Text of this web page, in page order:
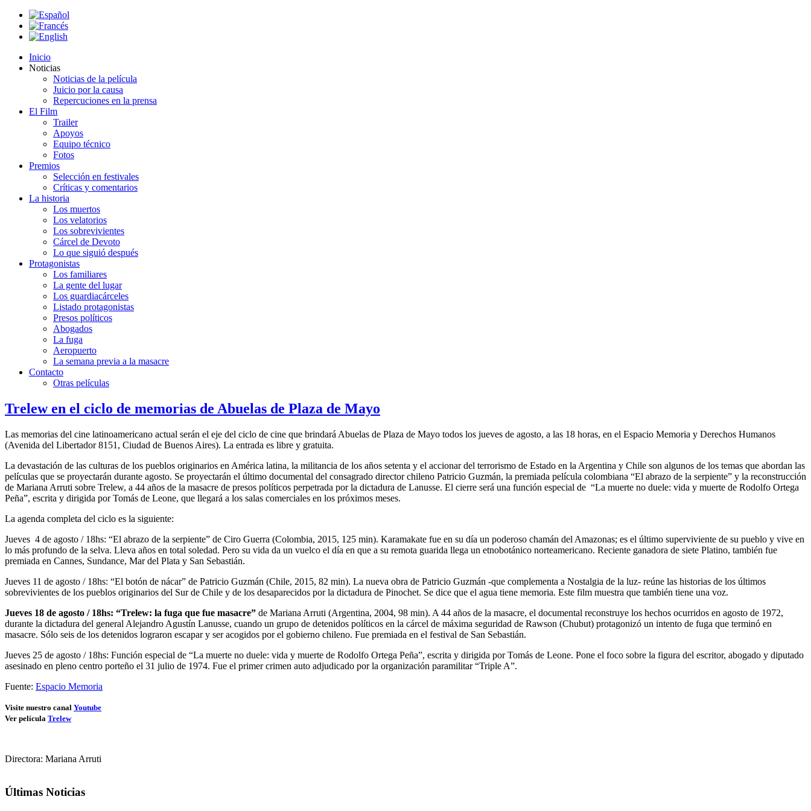
Inicio
Noticias
Noticias de la película
Juicio por la causa
Repercuciones en la prensa
El Film
Trailer
Apoyos
Equipo técnico
Fotos
Premios
Selección en festivales
Críticas y comentarios
La historia
Los muertos
Los velatorios
Los sobrevivientes
Cárcel de Devoto
Lo que siguió después
Protagonistas
Los familiares
La gente del lugar
Los guardiacárceles
Listado protagonistas
Presos políticos
Abogados
La fuga
Aeropuerto
La semana previa a la masacre
Contacto
Otras películas
Trelew en el ciclo de memorias de Abuelas de Plaza de Mayo
Las memorias del cine latinoamericano actual serán el eje del ciclo de cine que brindará Abuelas de Plaza de Mayo todos los jueves de agosto, a las 18 horas, en el Espacio Memoria y Derechos Humanos
(Avenida del Libertador 8151, Ciudad de Buenos Aires). La entrada es libre y gratuita.
La devastación de las culturas de los pueblos originarios en América latina, la militancia de los años setenta y el accionar del terrorismo de Estado en la Argentina y Chile son algunos de los temas que abordan las
películas que se proyectarán durante agosto. Se proyectarán el último documental del consagrado director chileno Patricio Guzmán, la premiada película colombiana “El abrazo de la serpiente” y la reconstrucción
de Mariana Arruti sobre Trelew, a 44 años de la masacre de presos políticos perpetrada por la dictadura de Lanusse. El cierre será una función especial de “La muerte no duele: vida y muerte de Rodolfo Ortega
Peña”, escrita y dirigida por Tomás de Leone, que llegará a los salas comerciales en los próximos meses.
La agenda completa del ciclo es la siguiente:
Jueves 4 de agosto / 18hs: “El abrazo de la serpiente” de Ciro Guerra (Colombia, 2015, 125 min). Karamakate fue en su día un poderoso chamán del Amazonas; es el último superviviente de su pueblo y vive en
lo más profundo de la selva. Lleva años en total soledad. Pero su vida da un vuelco el día en que a su remota guarida llega un etnobotánico norteamericano. Reciente ganadora de siete Platino, también fue
premiada en Cannes, Sundance, Mar del Plata y San Sebastián.
Jueves 11 de agosto / 18hs: “El botón de nácar” de Patricio Guzmán (Chile, 2015, 82 min). La nueva obra de Patricio Guzmán -que complementa a Nostalgia de la luz- reúne las historias de los últimos
sobrevivientes de los pueblos originarios del Sur de Chile y de los desaparecidos por la dictadura de Pinochet. Se dice que el agua tiene memoria. Este film muestra que también tiene una voz.
Jueves 18 de agosto / 18hs: “Trelew: la fuga que fue masacre” de Mariana Arruti (Argentina, 2004, 98 min). A 44 años de la masacre, el documental reconstruye los hechos ocurridos en agosto de 1972,
durante la dictadura del general Alejandro Agustín Lanusse, cuando un grupo de detenidos políticos en la cárcel de máxima seguridad de Rawson (Chubut) protagonizó un intento de fuga que terminó en
masacre. Sólo seis de los detenidos lograron escapar y ser acogidos por el gobierno chileno. Fue premiada en el festival de San Sebastián.
Jueves 25 de agosto / 18hs: Función especial de “La muerte no duele: vida y muerte de Rodolfo Ortega Peña”, escrita y dirigida por Tomás de Leone. Pone el foco sobre la figura del escritor, abogado y diputado
asesinado en pleno centro porteño el 31 julio de 1974. Fue el primer crimen auto adjudicado por la organización paramilitar “Triple A”.
Fuente: Espacio Memoria
Visite nuestro canal Youtube
Ver película Trelew
Directora: Mariana Arruti
Últimas Noticias